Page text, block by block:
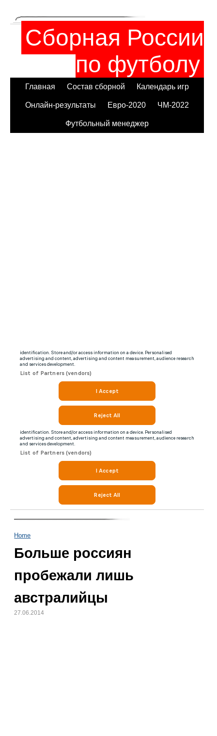
Сборная России
по футболу
Главная Состав сборной Календарь игр
Онлайн-результаты Евро-2020 ЧМ-2022
Футбольный менеджер
Home
Больше россиян
пробежали лишь
австралийцы
27.06.2014